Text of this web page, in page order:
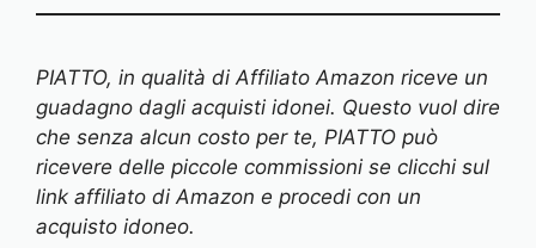
PIATTO, in qualità di Affiliato Amazon riceve un
guadagno dagli acquisti idonei. Questo vuol dire
che senza alcun costo per te, PIATTO può
ricevere delle piccole commissioni se clicchi sul
link affiliato di Amazon e procedi con un
acquisto idoneo.